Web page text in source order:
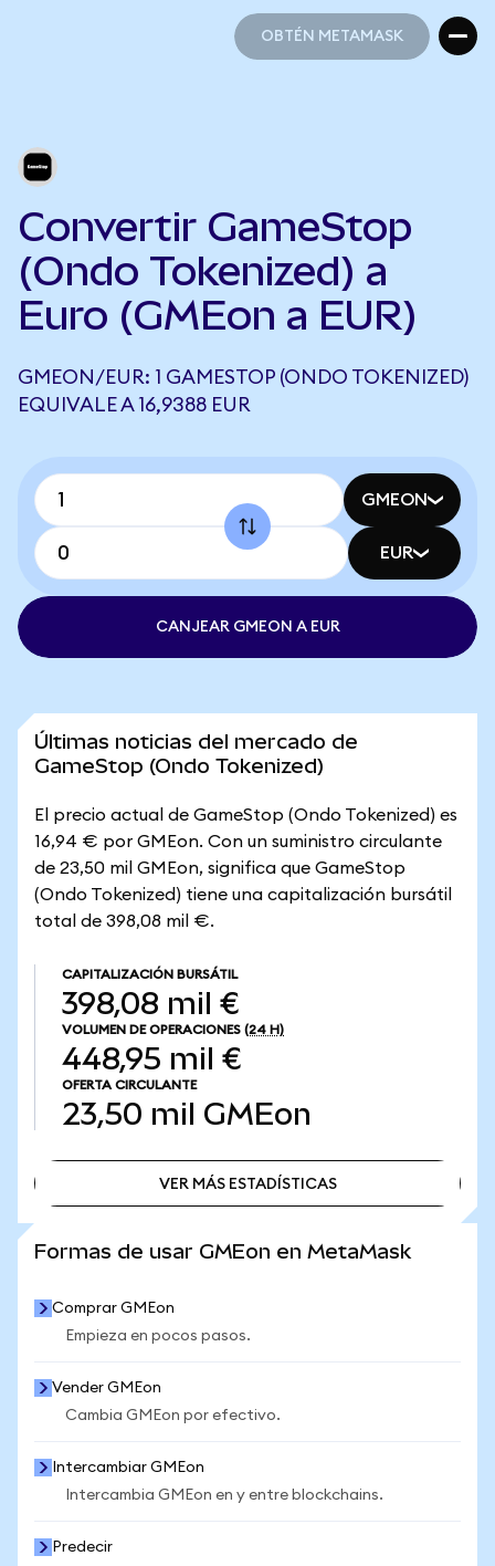
OBTÉN METAMASK
Convertir GameStop
(Ondo Tokenized) a
Euro (GMEon a EUR)
GMEON/EUR: 1 GAMESTOP (ONDO TOKENIZED)
EQUIVALE A 16,9388 EUR
GMEON
EUR
CANJEAR GMEON A EUR
Últimas noticias del mercado de
GameStop (Ondo Tokenized)
El precio actual de GameStop (Ondo Tokenized) es
16,94 € por GMEon. Con un suministro circulante
de 23,50 mil GMEon, significa que GameStop
(Ondo Tokenized) tiene una capitalización bursátil
total de 398,08 mil €.
CAPITALIZACIÓN BURSÁTIL
398,08 mil €
VOLUMEN DE OPERACIONES (24 H)
448,95 mil €
OFERTA CIRCULANTE
23,50 mil GMEon
VER MÁS ESTADÍSTICAS
Formas de usar GMEon en MetaMask
Comprar GMEon
Empieza en pocos pasos.
Vender GMEon
Cambia GMEon por efectivo.
Intercambiar GMEon
Intercambia GMEon en y entre blockchains.
Predecir